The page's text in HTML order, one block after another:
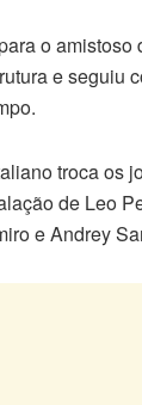
o
e seguiu
troca os
de Leo
e Andrey